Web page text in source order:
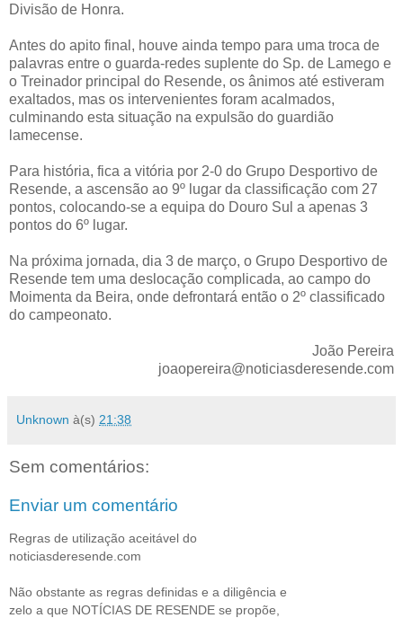
Divisão de Honra.
Antes do apito final, houve ainda tempo para uma troca de
palavras entre o guarda-redes suplente do Sp. de Lamego e
o Treinador principal do Resende, os ânimos até estiveram
exaltados, mas os intervenientes foram acalmados,
culminando esta situação na expulsão do guardião
lamecense.
Para história, fica a vitória por 2-0 do Grupo Desportivo de
Resende, a ascensão ao 9º lugar da classificação com 27
pontos, colocando-se a equipa do Douro Sul a apenas 3
pontos do 6º lugar.
Na próxima jornada, dia 3 de março, o Grupo Desportivo de
Resende tem uma deslocação complicada, ao campo do
Moimenta da Beira, onde defrontará então o 2º classificado
do campeonato.
João Pereira
joaopereira@noticiasderesende.com
Unknown à(s) 21:38
Sem comentários:
Enviar um comentário
Regras de utilização aceitável do
noticiasderesende.com
Não obstante as regras definidas e a diligência e
zelo a que NOTÍCIAS DE RESENDE se propõe,